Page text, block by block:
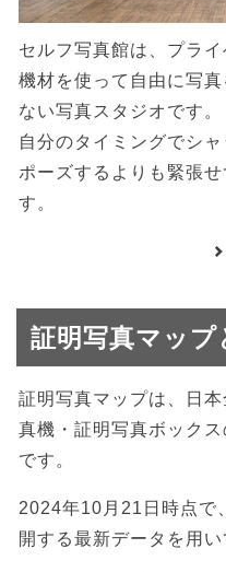
セルフ写真館は、プラ
機材を使って自由に写
ない写真スタジオです。
自分のタイミングでシ
ポーズするよりも緊張
す。
証明写真マップ
証明写真マップは、日
真機・証明写真ボック
です。
2024年10月21日時点で
開する最新データを用い